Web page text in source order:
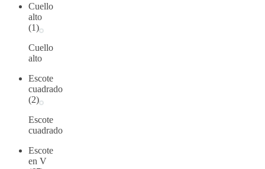
Cuello
alto
(1)
Cuello
alto
Escote
cuadrado
(2)
Escote
cuadrado
Escote
en V